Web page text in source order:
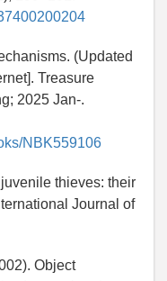
(Updated
Treasure
2025 Jan-.
NBK559106
thieves: their
Journal of
Object